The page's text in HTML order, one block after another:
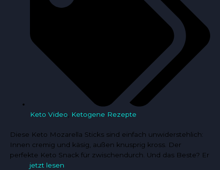
Keto Video Ketogene Rezepte
Diese Keto Mozarella Sticks sind einfach unwiderstehlich:
Innen cremig und käsig, außen knusprig kross. Der
perfekte Keto Snack für zwischendurch. Und das Beste? Er
jetzt lesen